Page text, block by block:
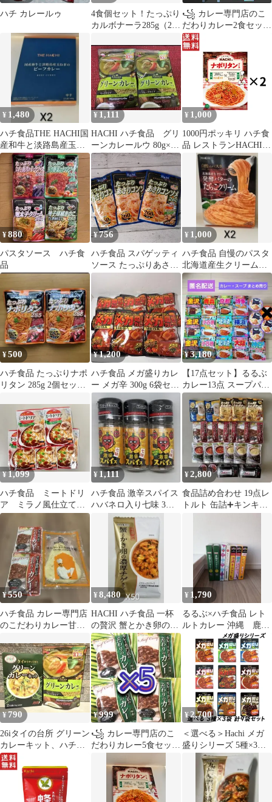
ハチ カレールゥ
4食個セット！たっぷり
カルボナーラ285g（2〜
꧁ カレー専門店のこ
だわりカレー2食セット
꧂中辛レトルト食品✳️
時短温活ヘルシー⭐︎
¥ 1,480
ハチ食品THE HACHI国
産和牛と淡路島産玉ね
ぎのビーフカレー中辛
180g2個
¥ 1,111
HACHI ハチ食品 グリ
ーンカレールウ 80g×2
袋 辛口
¥ 1,000
1000円ポッキリ ハチ食
品 レストランHACHIの
ナポリタンソース 110g
2個セット
¥880
パスタソース ハチ食
品
¥756
ハチ食品 スパゲッティ
ソース たっぷりあさり
コンソメ 260g×3袋 メ
ト消化 600
¥ 1,000
ハチ食品 自慢のパスタ
北海道産生クリームと
発酵バターのたらこク
リームX 2個
¥500
ハチ食品 たっぷりナポ
リタン 285g 2個セット
¥1,200
ハチ食品 メガ盛りカレ
ー メガ辛 300g 6袋セッ
¥3,180
【17点セット】るるぶ
カレー13点 スープパス
タ クラムチャウダー4
点 お買い得
¥1,099
ハチ食品 ミートドリ
ア ミラノ風仕立て
１人前×５袋
¥ 1,111
ハチ食品 激辛スパイス
ハバネロ入り七味 3本
セット
¥2,800
食品詰め合わせ 19点レ
トルト 缶詰➕キンキン
¥550
ハチ食品 カレー専門店
のこだわりカレー甘口2
¥8,480
HACHI ハチ食品 一杯
の贅沢 蟹とかき卵の濃
厚チゲスープ 105gX50
袋
¥ 1,790
るるぶ×ハチ食品 レト
ルトカレー 沖縄 鹿児
島 神戸 減塩 かるし
お ベル食品
¥790
26iタイの台所 グリーン
カレーキット、ハチ食
品 グリーンカレールウ
¥999
꧁ カレー専門店のこ
だわりカレー5食セット
時短温活ヘルシーp
¥2,700
＜選べる＞Hachi メガ
盛りシリーズ 5種×3袋
計15袋セット